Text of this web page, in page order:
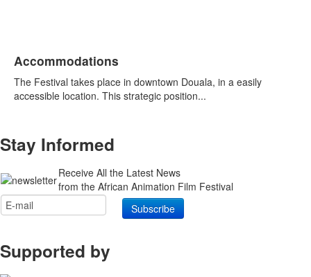
Accommodations
The Festival takes place in downtown Douala, in a easily
accessible location. This strategic position...
Stay Informed
Receive All the Latest News
from the African Animation Film Festival
Supported by